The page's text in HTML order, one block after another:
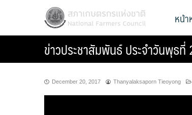
สภาเกษตรกรแห่งชาติ
National Farmers Council หน้
ข่าวประชาสัมพันธ์ ประจำวันพุธ
December 20, 2017 Thanyalaksaporn Tieoyong